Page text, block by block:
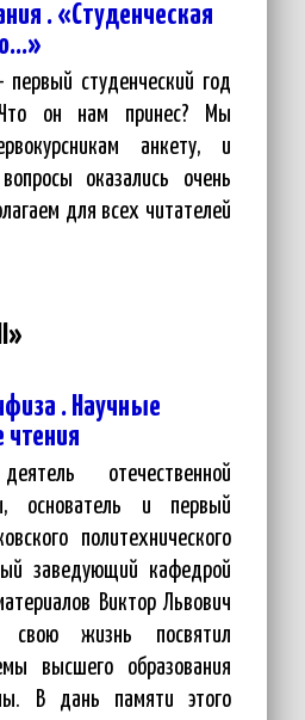
. «Студенческая
студенческий год
он нам принес? Мы
анкету, и
оказались очень
для всех читателей
. Научные
чтения
отечественной
основатель и первый
политехнического
заведующий кафедрой
Виктор Львович
свою жизнь посвятил
высшего образования
В дань памяти этого